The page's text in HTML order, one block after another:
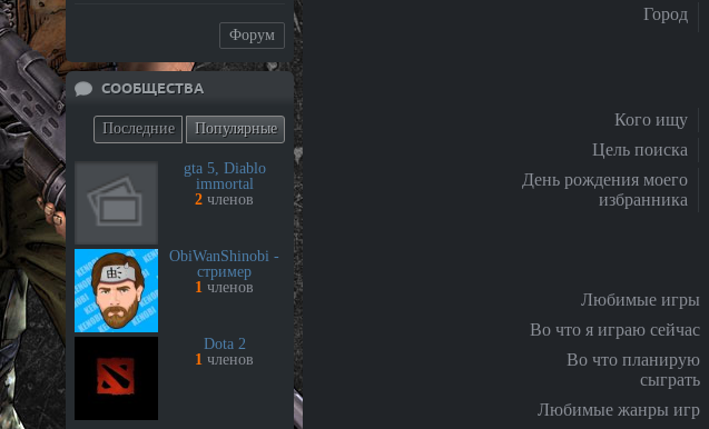
Форум
СООБЩЕСТВА
Последние Популярные
gta 5, Diablo
immortal
2 членов
ObiWanShinobi -
стример
1 членов
Dota 2
1 членов
Город
Кого ищу
Цель поиска
День рождения моего
избранника
Любимые игры
Во что я играю сейчас
Во что планирую
сыграть
Любимые жанры игр